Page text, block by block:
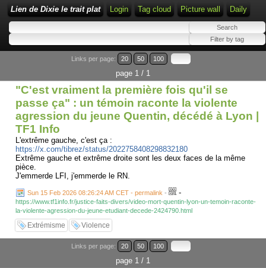
Lien de Dixie le trait plat Login Tag cloud Picture wall Daily
Links per page: 20 50 100
page 1 / 1
"C'est vraiment la première fois qu'il se
passe ça" : un témoin raconte la violente
agression du jeune Quentin, décédé à Lyon |
TF1 Info
L'extrême gauche, c'est ça :
https://x.com/tibrez/status/2022758408298832180
Extrême gauche et extrême droite sont les deux faces de la même
pièce.
J'emmerde LFI, j'emmerde le RN.
Sun 15 Feb 2026 08:26:24 AM CET - permalink - -
https://www.tf1info.fr/justice-faits-divers/video-mort-quentin-lyon-un-temoin-raconte-
la-violente-agression-du-jeune-etudiant-decede-2424790.html
Extrémisme Violence
Links per page: 20 50 100
page 1 / 1